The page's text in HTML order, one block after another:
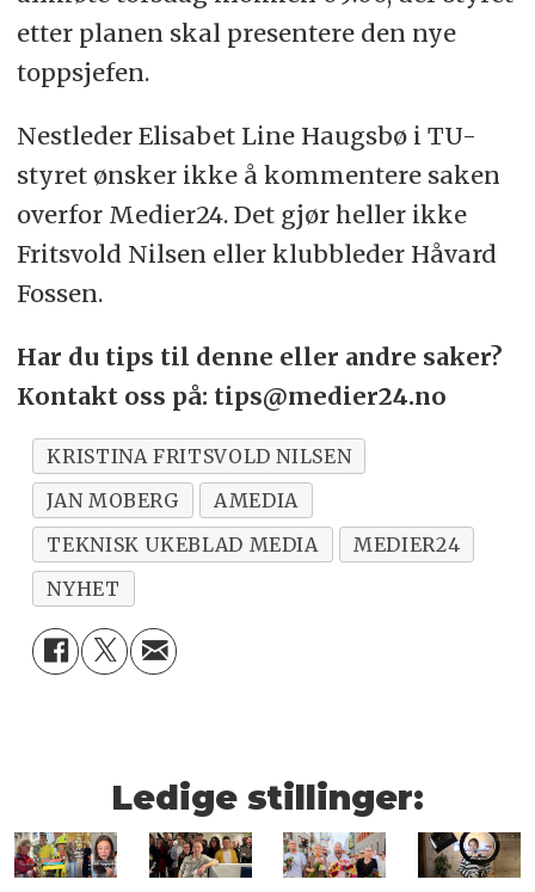
etter planen skal presentere den nye
toppsjefen.
Nestleder Elisabet Line Haugsbø i TU-
styret ønsker ikke å kommentere saken
overfor Medier24. Det gjør heller ikke
Fritsvold Nilsen eller klubbleder Håvard
Fossen.
Har du tips til denne eller andre saker?
Kontakt oss på: tips@medier24.no
KRISTINA FRITSVOLD NILSEN
JAN MOBERG
AMEDIA
TEKNISK UKEBLAD MEDIA
MEDIER24
NYHET
Ledige stillinger: